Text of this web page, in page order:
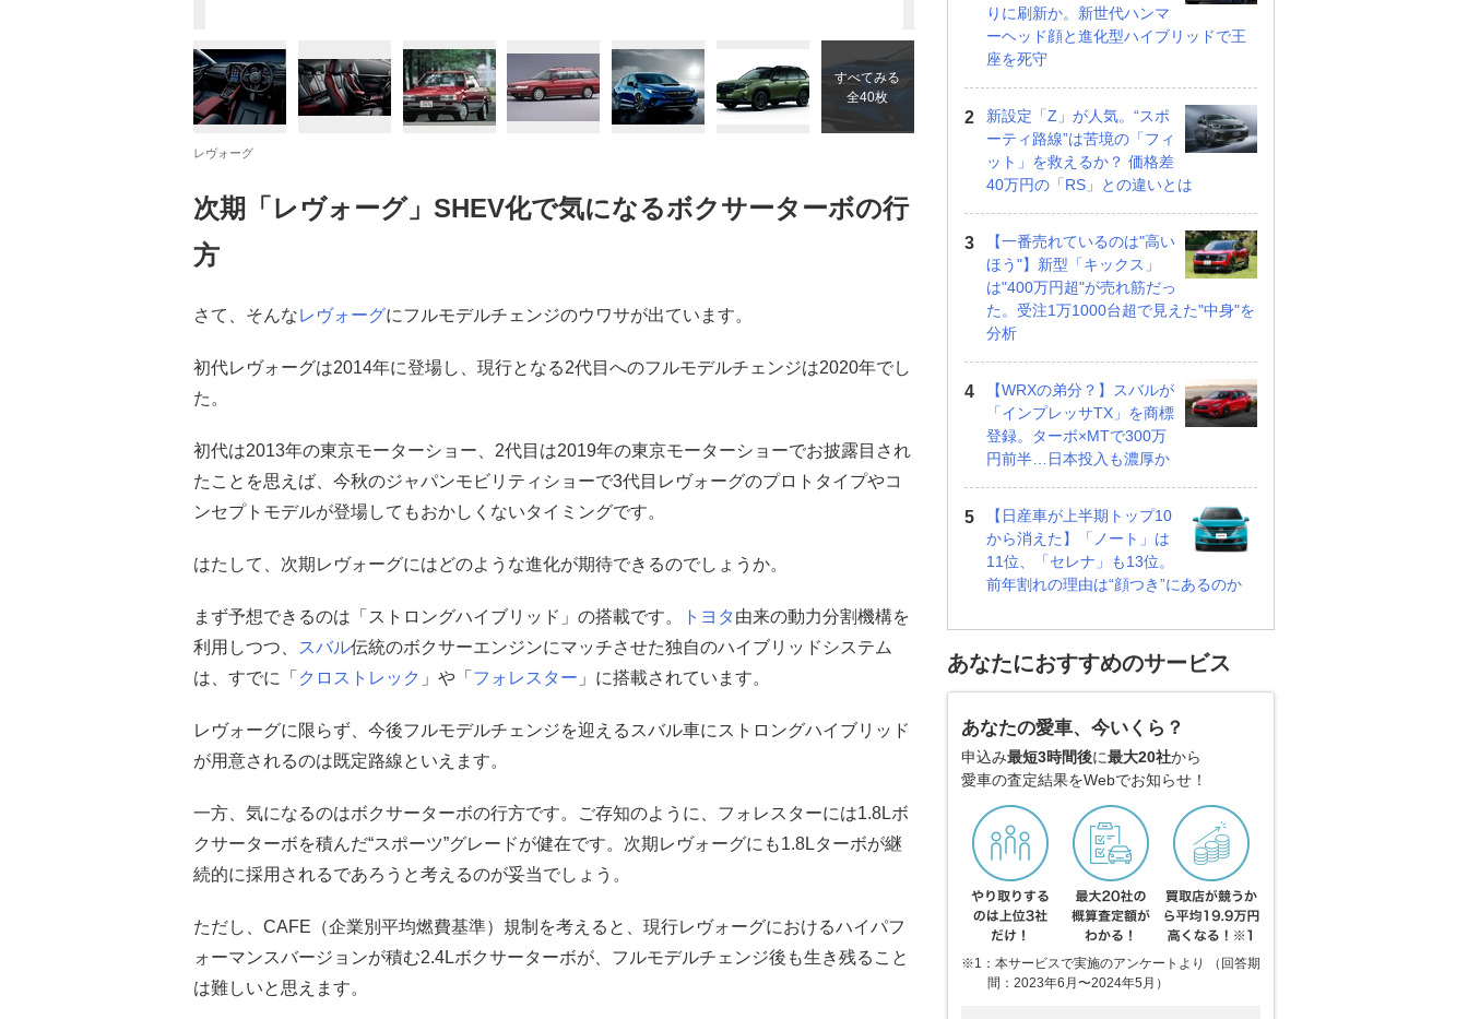
すべてみる
全40枚
レヴォーグ
次期「レヴォーグ」SHEV化で気になるボクサーターボの行
方
さて、そんなレヴォーグにフルモデルチェンジのウワサが出ています。
初代レヴォーグは2014年に登場し、現行となる2代目へのフルモデルチェンジは2020年でし
た。
初代は2013年の東京モーターショー、2代目は2019年の東京モーターショーでお披露目され
たことを思えば、今秋のジャパンモビリティショーで3代目レヴォーグのプロトタイプやコ
ンセプトモデルが登場してもおかしくないタイミングです。
はたして、次期レヴォーグにはどのような進化が期待できるのでしょうか。
まず予想できるのは「ストロングハイブリッド」の搭載です。 トヨタ 由来の動力分割機構を
利用しつつ、
スバル伝統のボクサーエンジンにマッチさせた独自のハイブリッドシステム
は、すでに「 クロストレック 」や「 フォレスター 」に搭載されています。
レヴォーグに限らず、今後フルモデルチェンジを迎えるスバル車にストロングハイブリッド
が用意されるのは既定路線といえます。
一方、気になるのはボクサーターボの行方です。ご存知のように、フォレスターには1.8Lボ
クサーターボを積んだ“スポーツ”グレードが健在です。次期レヴォーグにも1.8Lターボが継
続的に採用されるであろうと考えるのが妥当でしょう。
ただし、CAFE（企業別平均燃費基準）規制を考えると、現行レヴォーグにおけるハイパフ
ォーマンスバージョンが積む2.4Lボクサーターボが、フルモデルチェンジ後も生き残ること
は難しいと思えます。
りに刷新か。新世代ハンマ
ーヘッド顔と進化型ハイブリッドで王
座を死守
新設定「Z」が人気。“スポ
ーティ路線”は苦境の「フィ
ット」を救えるか？ 価格差
40万円の「RS」との違いとは
【一番売れているのは"高い
ほう"】新型「キックス」
は"400万円超"が売れ筋だっ
た。受注1万1000台超で見えた"中身"を
分析
【WRXの弟分？】スバルが
「インプレッサTX」を商標
登録。ターボ×MTで300万
円前半…日本投入も濃厚か
【日産車が上半期トップ10
から消えた】「ノート」は
11位、「セレナ」も13位。
前年割れの理由は“顔つき”にあるのか
あなたにおすすめのサービス
あなたの愛車、今いくら？
申込み最短3時間後に最大20社から
愛車の査定結果をWebでお知らせ！
※1：本サービスで実施のアンケートより （回答期
間：2023年6月〜2024年5月）